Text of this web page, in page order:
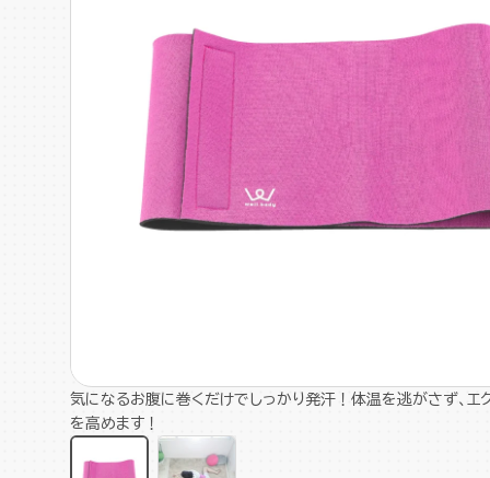
気になるお腹に巻くだけでしっかり発汗！体温を逃がさず、エ
を高めます！